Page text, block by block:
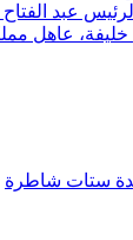
الرئيس عبد
عاهل